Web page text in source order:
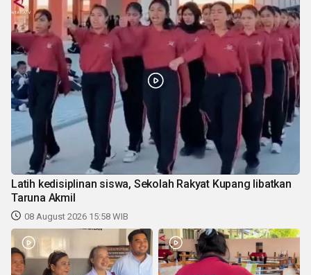
Latih kedisiplinan siswa, Sekolah Rakyat Kupang libatkan
Taruna Akmil
08 August 2026 15:58 WIB